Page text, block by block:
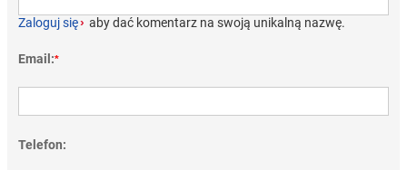
Zaloguj się› aby dać komentarz na swoją unikalną nazwę.
Email:*
Telefon: